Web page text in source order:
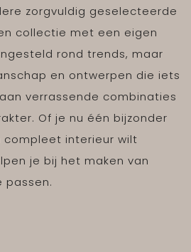
zorgvuldig geselecteerde
collectie met een eigen
rond trends, maar
en ontwerpen die iets
verrassende combinaties
Of je nu één bijzonder
compleet interieur wilt
je bij het maken van
passen.